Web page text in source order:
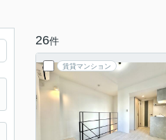
26件
賃貸マンション